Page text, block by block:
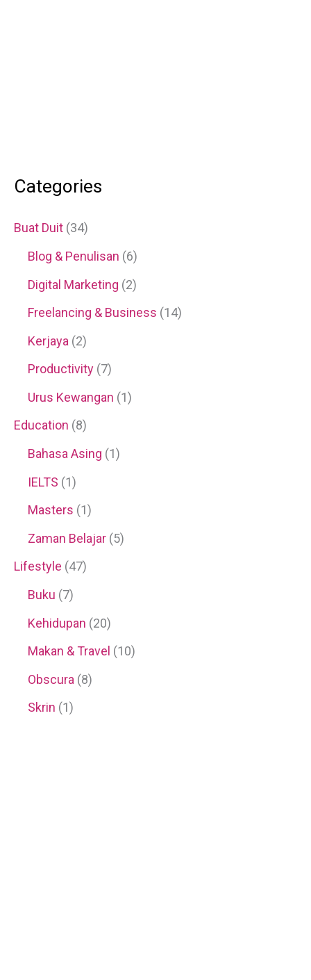
Categories
Buat Duit (34)
Blog & Penulisan (6)
Digital Marketing (2)
Freelancing & Business (14)
Kerjaya (2)
Productivity (7)
Urus Kewangan (1)
Education (8)
Bahasa Asing (1)
IELTS (1)
Masters (1)
Zaman Belajar (5)
Lifestyle (47)
Buku (7)
Kehidupan (20)
Makan & Travel (10)
Obscura (8)
Skrin (1)